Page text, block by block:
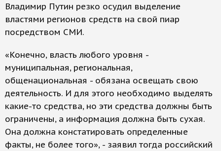
Владимир Путин резко осудил выделение
властями регионов средств на свой пиар
посредством СМИ.
«Конечно, власть любого уровня -
муниципальная, региональная,
общенациональная - обязана освещать свою
деятельность. И для этого необходимо выделять
какие-то средства, но эти средства должны быть
ограничены, а информация должна быть сухая.
Она должна констатировать определенные
факты, не более того», - заявил тогда российский